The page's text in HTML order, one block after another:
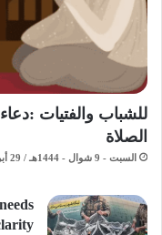
للشباب والفتيات
الصلاة
السبت - 9 شوال - 1444هـ / 29 أبريل - 2023م / 8:02 مساءً